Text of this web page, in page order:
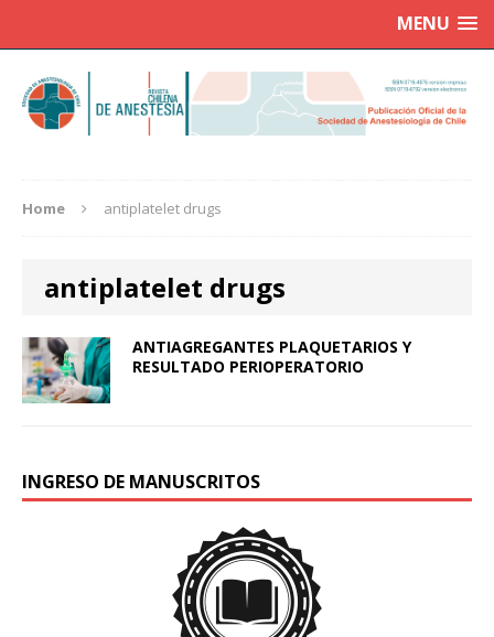
MENU
Home antiplatelet drugs
antiplatelet drugs
ANTIAGREGANTES PLAQUETARIOS Y
RESULTADO PERIOPERATORIO
INGRESO DE MANUSCRITOS